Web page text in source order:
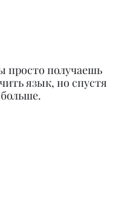
просто получаешь
язык, но спустя